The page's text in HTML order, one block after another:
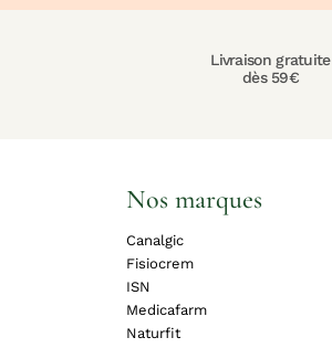
Livraison gratuite
dès 59€
Nos marques
Canalgic
Fisiocrem
ISN
Medicafarm
Naturfit